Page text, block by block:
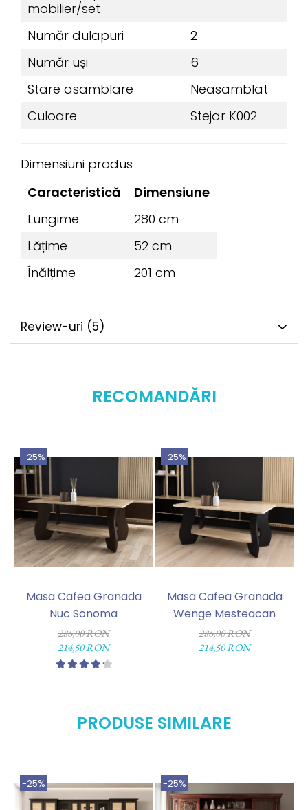
mobilier/set
Număr dulapuri
2
Număr uși
6
Stare asamblare
Neasamblat
Culoare
Stejar K002
Dimensiuni produs
Caracteristică
Dimensiune
Lungime
280 cm
Lățime
52 cm
Înălțime
201 cm
Review-uri (5)
RECOMANDĂRI
-25%
Masa Cafea Granada
Nuc Sonoma
286,00 RON
214,50 RON
-25%
Masa Cafea Granada
Wenge Mesteacan
286,00 RON
214,50 RON
PRODUSE SIMILARE
-25% -25%